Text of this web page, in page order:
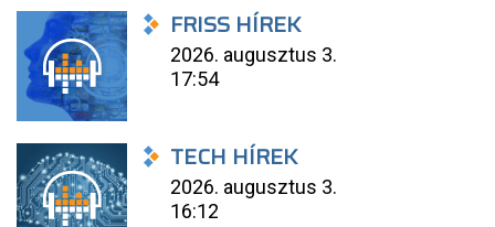
FRISS HÍREK
2026. augusztus 3.
17:54
TECH HÍREK
2026. augusztus 3.
16:12